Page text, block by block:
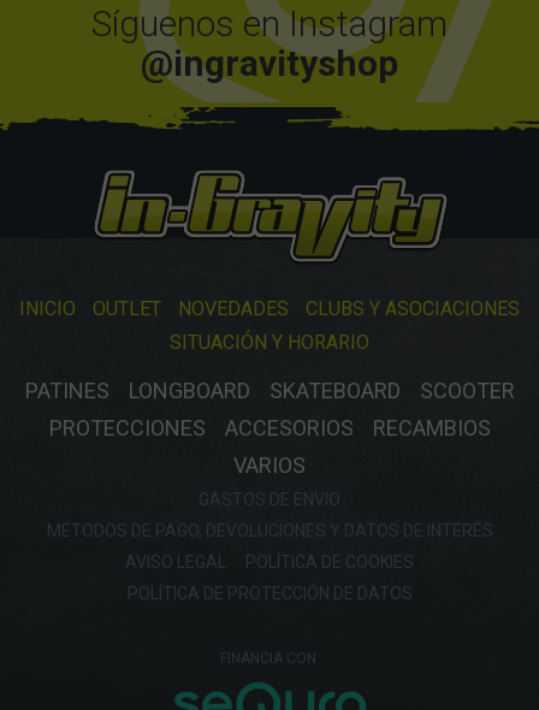
Síguenos en Instagram
@ingravityshop
INICIO OUTLET NOVEDADES
CLUBS Y ASOCIACIONES
SITUACIÓN Y HORARIO
PATINES LONGBOARD SKATEBOARD
SCOOTER
PROTECCIONES
ACCESORIOS
RECAMBIOS
VARIOS
GASTOS DE ENVIO
MÉTODOS DE PAGO, DEVOLUCIONES Y DATOS DE INTERÉS
AVISO LEGAL
POLÍTICA DE COOKIES
POLÍTICA DE PROTECCIÓN DE DATOS
FINANCIA CON: